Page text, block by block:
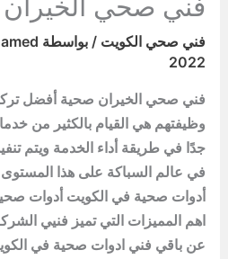
فني صحي الخيران 61009556
فني صحي الكويت / بواسطة
2022
فني صحي الخيران صحية أفضل
وظيفتهم هي القيام بالكثير من
جدًا في طريقة أداء الخدمة ويتم
في عالم السباكة على هذا
أدوات صحية في الكويت أدوات
اهم المميزات التي تميز فنيي
عن باقي فني ادوات صحية في